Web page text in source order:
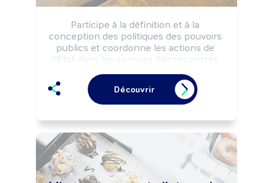
Participe à la définition et à la
conception des politiques des pouvoirs
publics et coordonne les actions de
l'Etat dans les services déconcentrés
Peut contrôler et évaluer la mise en
oeuvre des politiques des pouvoirs
publics.
Découvrir